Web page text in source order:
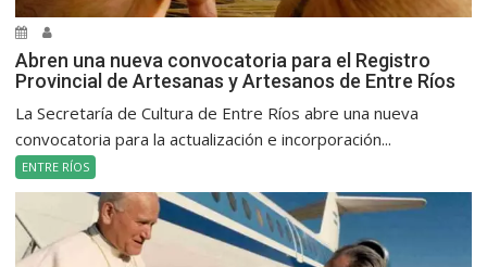
Abren una nueva convocatoria para el Registro
Provincial de Artesanas y Artesanos de Entre Ríos
La Secretaría de Cultura de Entre Ríos abre una nueva
convocatoria para la actualización e incorporación...
ENTRE RÍOS